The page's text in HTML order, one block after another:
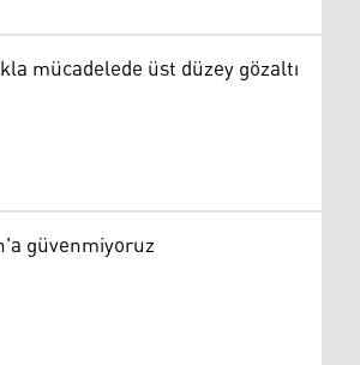
mücadelede üst düzey gözaltı
güvenmiyoruz